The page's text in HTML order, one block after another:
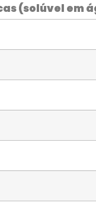
(solúvel em